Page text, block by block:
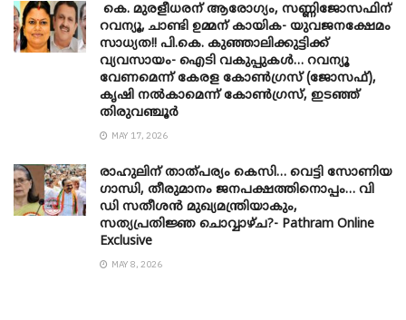
കെ. മുരളീധരന് ആരോഗ്യം, സണ്ണിജോസഫിന്
റവന്യൂ, ചാണ്ടി ഉമ്മന് കായിക- യുവജനക്ഷേമം
സാധ്യത!! പി.കെ. കുഞ്ഞാലിക്കുട്ടിക്ക്
വ്യവസായം- ഐടി വകുപ്പുകൾ… റവന്യൂ
വേണമെന്ന് കേരള കോൺഗ്രസ് (ജോസഫ്),
കൃഷി നൽകാമെന്ന് കോൺഗ്രസ്, ഇടഞ്ഞ്
തിരുവഞ്ചൂർ
MAY 17, 2026
രാഹുലിന് താത്പര്യം കെസി… വെട്ടി സോണിയ
​ഗാന്ധി, തീരുമാനം ജനപക്ഷത്തിനൊപ്പം… വി
ഡി സതീശൻ മുഖ്യമന്ത്രിയാകും,
സത്യപ്രതിജ്ഞ ചൊവ്വാഴ്ച?- Pathram Online
Exclusive
MAY 8, 2026